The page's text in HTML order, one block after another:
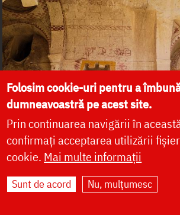
Folosim cookie-uri pentru a
dumneavoastră pe acest site.
Prin continuarea navigării în
confirmați acceptarea utilizării
cookie. Mai multe informații
Sunt de acord Nu, mulțumesc